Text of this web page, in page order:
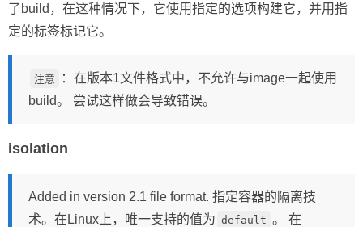
了build，在这种情况下，它使用指定的选项构建它，并用指
定的标签标记它。
注意
：在版本1文件格式中，不允许与image一起使用
build。 尝试这样做会导致错误。
isolation
Added in version 2.1 file format. 指定容器的隔离技
术。在Linux上，唯一支持的值为 default 。 在